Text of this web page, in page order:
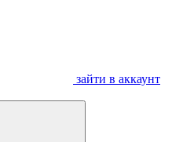
зайти в аккаунт